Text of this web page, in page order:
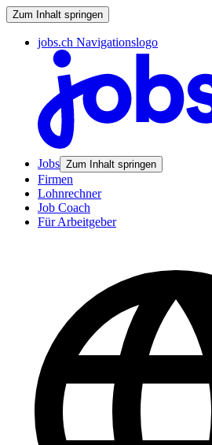
Zum Inhalt springen
jobs.ch Navigationslogo
Jobs Zum Inhalt springen
Firmen
Lohnrechner
Job Coach
Für Arbeitgeber